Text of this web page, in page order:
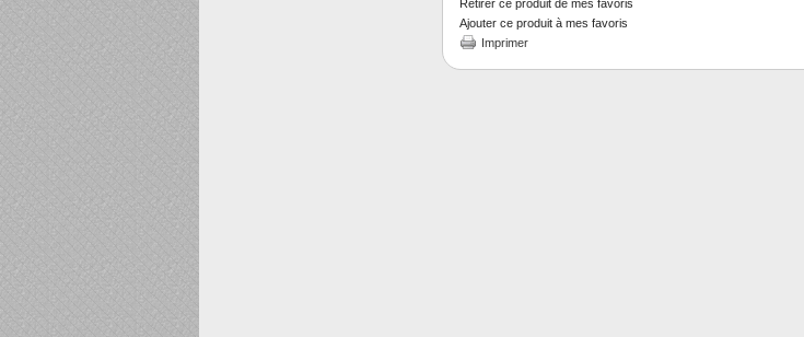
Retirer ce produit de mes favoris
Ajouter ce produit à mes favoris
Imprimer